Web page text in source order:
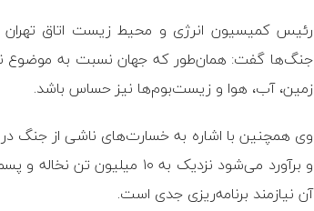
رئیس کمیسیون انرژی و محیط زیست اتاق تهران
جنگ‌ها گفت: همان‌طور که جهان نسبت به
زمین، آب، هوا و زیست‌بوم‌ها نیز حساس باشد.
و برآورد می‌شود نزدیک به
آن نیازمند برنامه‌ریزی جدی است.